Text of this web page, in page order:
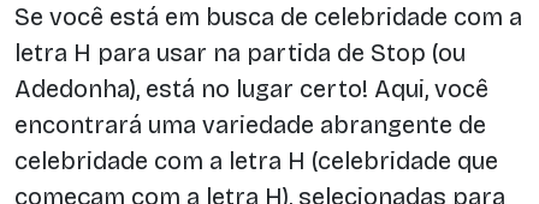
Se você está em busca de celebridade com a
letra H para usar na partida de Stop (ou
Adedonha), está no lugar certo! Aqui, você
encontrará uma variedade abrangente de
celebridade com a letra H (celebridade que
começam com a letra H), selecionadas para